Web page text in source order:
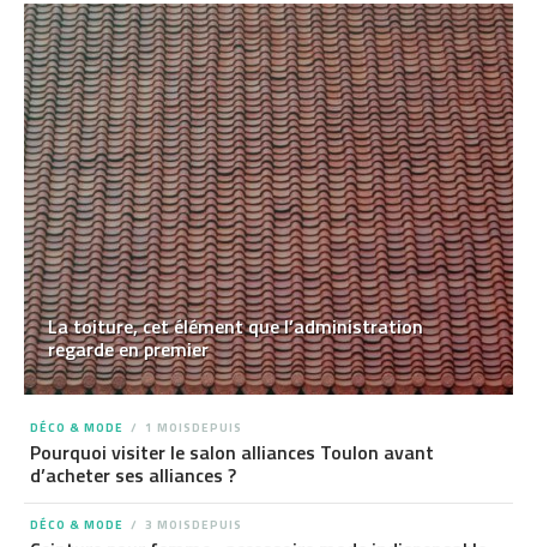
La toiture, cet élément que l’administration
regarde en premier
DÉCO & MODE 1 MOISDEPUIS
Pourquoi visiter le salon alliances Toulon avant
d’acheter ses alliances ?
DÉCO & MODE 3 MOISDEPUIS